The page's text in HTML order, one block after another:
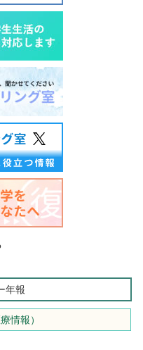
年報
情報）